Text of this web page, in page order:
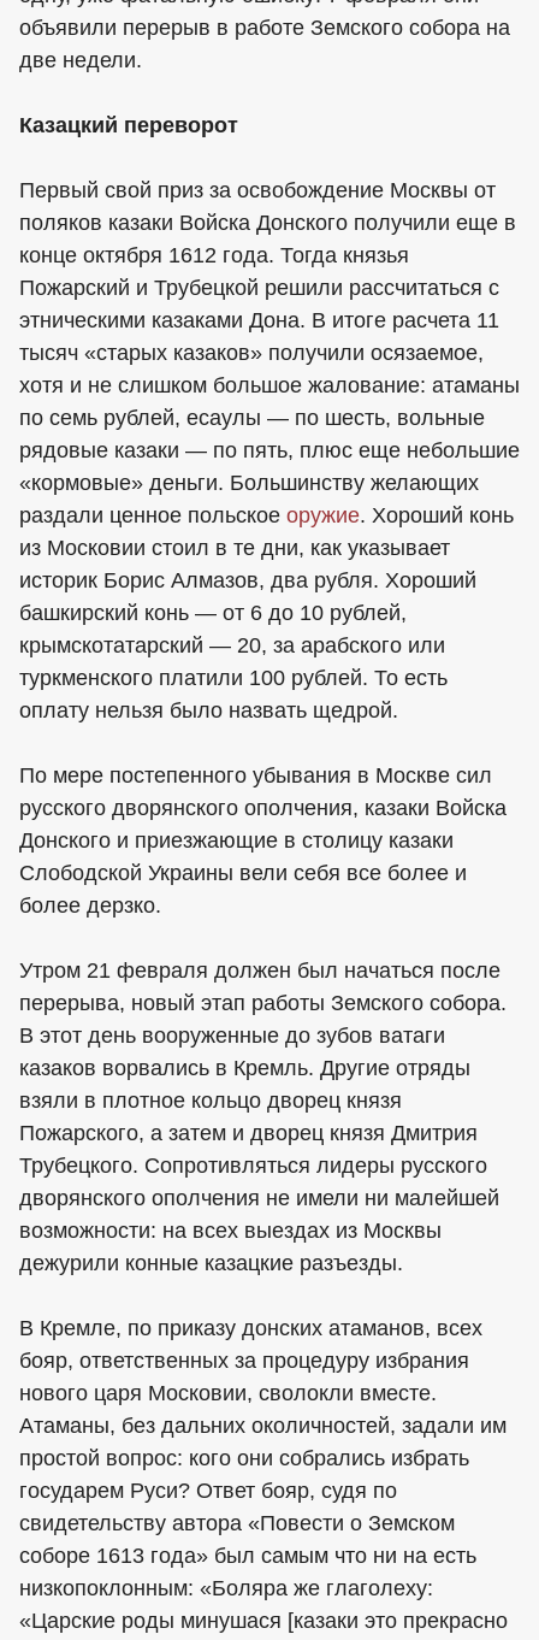
объявили перерыв в работе Земского собора на
две недели.
Казацкий переворот
Первый свой приз за освобождение Москвы от
поляков казаки Войска Донского получили еще в
конце октября 1612 года. Тогда князья
Пожарский и Трубецкой решили рассчитаться с
этническими казаками Дона. В итоге расчета 11
тысяч «старых казаков» получили осязаемое,
хотя и не слишком большое жалование: атаманы
по семь рублей, есаулы — по шесть, вольные
рядовые казаки — по пять, плюс еще небольшие
«кормовые» деньги. Большинству желающих
раздали ценное польское оружие. Хороший конь
из Московии стоил в те дни, как указывает
историк Борис Алмазов, два рубля. Хороший
башкирский конь — от 6 до 10 рублей,
крымскотатарский — 20, за арабского или
туркменского платили 100 рублей. То есть
оплату нельзя было назвать щедрой.
По мере постепенного убывания в Москве сил
русского дворянского ополчения, казаки Войска
Донского и приезжающие в столицу казаки
Слободской Украины вели себя все более и
более дерзко.
Утром 21 февраля должен был начаться после
перерыва, новый этап работы Земского собора.
В этот день вооруженные до зубов ватаги
казаков ворвались в Кремль. Другие отряды
взяли в плотное кольцо дворец князя
Пожарского, а затем и дворец князя Дмитрия
Трубецкого. Сопротивляться лидеры русского
дворянского ополчения не имели ни малейшей
возможности: на всех выездах из Москвы
дежурили конные казацкие разъезды.
В Кремле, по приказу донских атаманов, всех
бояр, ответственных за процедуру избрания
нового царя Московии, сволокли вместе.
Атаманы, без дальних околичностей, задали им
простой вопрос: кого они собрались избрать
государем Руси? Ответ бояр, судя по
свидетельству автора «Повести о Земском
соборе 1613 года» был самым что ни на есть
низкопоклонным: «Боляра же глаголеху:
«Царские роды минушася [казаки это прекрасно